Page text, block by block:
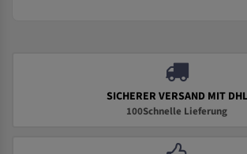
SICHERER VERSAND MIT DHL
100Schnelle Lieferung